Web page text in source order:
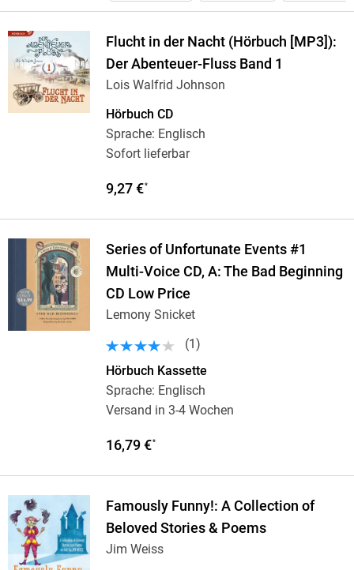
Flucht in der Nacht (Hörbuch [MP3]):
Der Abenteuer-Fluss Band 1
Lois Walfrid Johnson
Hörbuch CD
Sprache: Englisch
Sofort lieferbar
9,27 €*
Series of Unfortunate Events #1
Multi-Voice CD, A: The Bad Beginning
CD Low Price
Lemony Snicket
(1 )
Hörbuch Kassette
Sprache: Englisch
Versand in 3-4 Wochen
16,79 €*
Famously Funny!: A Collection of
Beloved Stories & Poems
Jim Weiss